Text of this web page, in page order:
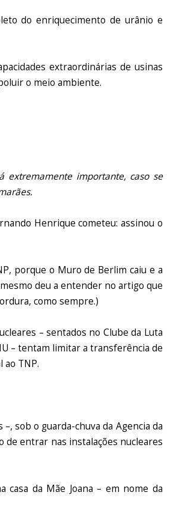
do enriquecimento de urânio e
extraordinárias de usinas
o meio ambiente.
extremamente importante, caso se
Henrique cometeu: assinou o
porque o Muro de Berlim caiu e a
deu a entender no artigo que
como sempre.)
– sentados no Clube da Luta
– tentam limitar a transferência de
ao TNP.
sob o guarda-chuva da Agencia da
de entrar nas instalações nucleares
da Mãe Joana – em nome da